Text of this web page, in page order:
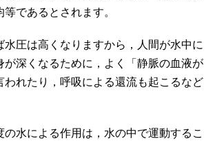
であるとされます。
水圧は高くなりますから，人間が水中に
が深くなるために，よく「静脈の血液が
われたり，呼吸による還流も起こるなど
の水による作用は，水の中で運動するこ